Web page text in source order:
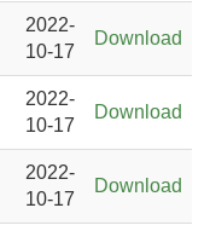
2022-
10-17
Download
2022-
10-17
Download
2022-
10-17
Download